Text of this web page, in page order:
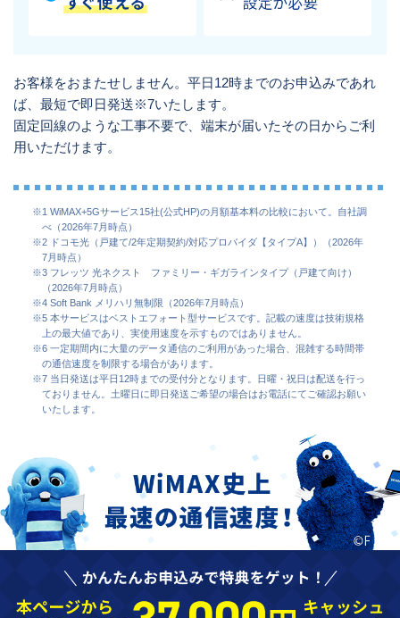
お客様をおまたせしません。平日12時までのお申込みであれ
ば、最短で即日発送※7いたします。
固定回線のような工事不要で、端末が届いたその日からご利
用いただけます。
※1 WiMAX+5Gサービス15社(公式HP)の月額基本料の比較において。自社調
べ（2026年7月時点）
※2 ドコモ光（戸建て/2年定期契約/対応プロバイダ【タイプA】）（2026年
7月時点）
※3 フレッツ 光ネクスト ファミリー・ギガラインタイプ（戸建て向け）
（2026年7月時点）
※4 Soft Bank メリハリ無制限（2026年7月時点）
※5 本サービスはベストエフォート型サービスです。記載の速度は技術規格
上の最大値であり、実使用速度を示すものではありません。
※6 一定期間内に大量のデータ通信のご利用があった場合、混雑する時間帯
の通信速度を制限する場合があります。
※7 当日発送は平日12時までの受付分となります。日曜・祝日は配送を行っ
ておりません。土曜日に即日発送ご希望の場合はお電話にてご確認お願い
いたします。